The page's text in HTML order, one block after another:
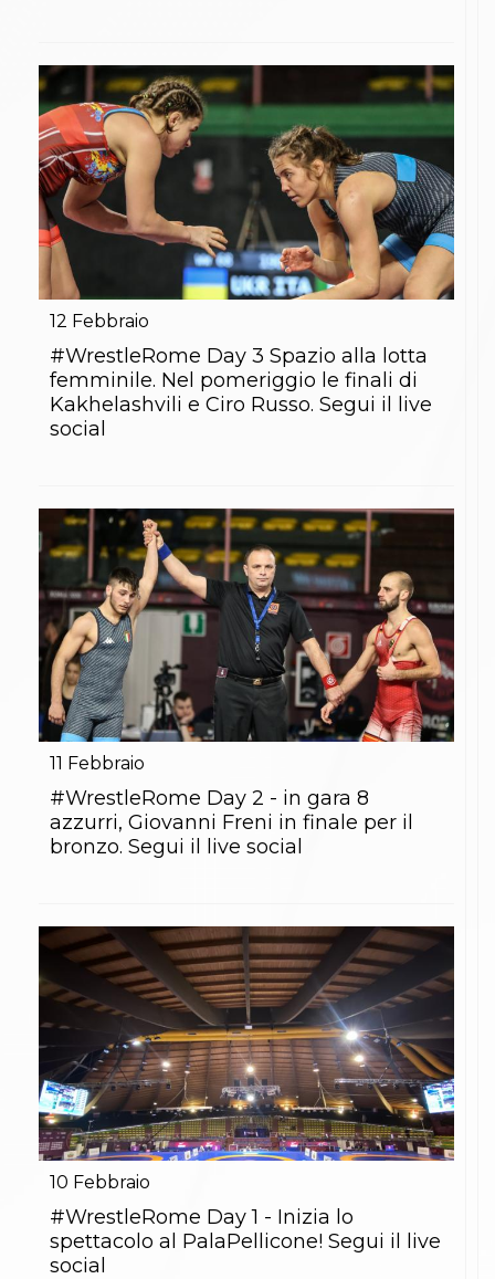
12 Febbraio
#WrestleRome Day 3 Spazio alla lotta
femminile. Nel pomeriggio le finali di
Kakhelashvili e Ciro Russo. Segui il live
social
11 Febbraio
#WrestleRome Day 2 - in gara 8
azzurri, Giovanni Freni in finale per il
bronzo. Segui il live social
10 Febbraio
#WrestleRome Day 1 - Inizia lo
spettacolo al PalaPellicone! Segui il live
social